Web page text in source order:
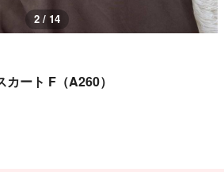
3 / 14
ート F（A260）